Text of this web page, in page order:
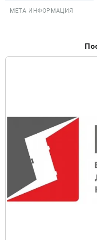
МЕТА ИНФОРМАЦИЯ